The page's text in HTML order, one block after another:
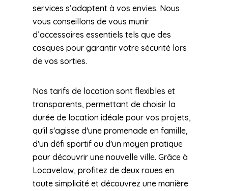
services s’adaptent à vos envies. Nous
vous conseillons de vous munir
d’accessoires essentiels tels que des
casques pour garantir votre sécurité lors
de vos sorties.
Nos tarifs de location sont flexibles et
transparents, permettant de choisir la
durée de location idéale pour vos projets,
qu'il s'agisse d'une promenade en famille,
d'un défi sportif ou d'un moyen pratique
pour découvrir une nouvelle ville. Grâce à
Locavelow, profitez de deux roues en
toute simplicité et découvrez une manière